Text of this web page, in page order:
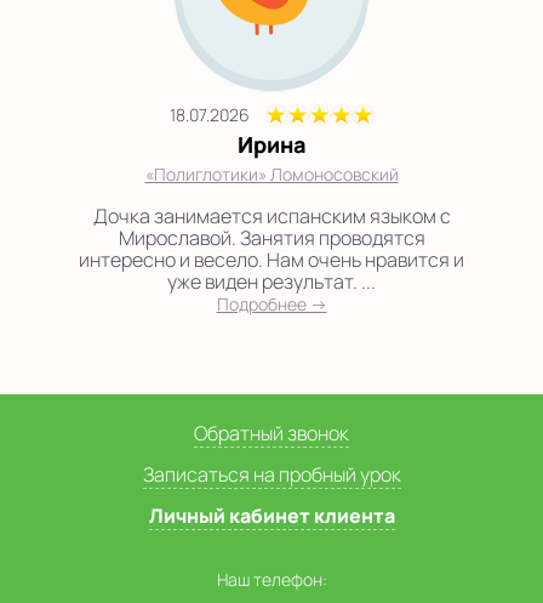
18.07.2026
Ирина
«Полиглотики» Ломоносовский
Дочка занимается испанским языком с
Мирославой. Занятия проводятся
интересно и весело. Нам очень нравится и
уже виден результат. ...
Подробнее →
Обратный звонок
Записаться на пробный урок
Личный кабинет клиента
Наш телефон: